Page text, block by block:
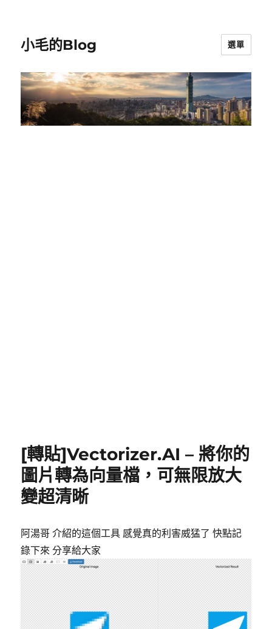
小毛的Blog 選單
[轉貼]Vectorizer.AI – 將你的
圖片轉為向量檔，可無限放大
變超清晰
阿湯哥 介紹的這個工具 感覺真的利害威猛了 快點記
錄下來 分享給大家